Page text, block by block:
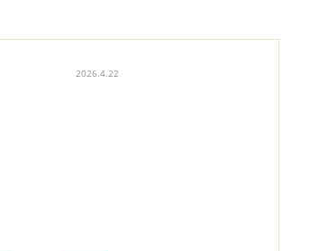
2026.4.22